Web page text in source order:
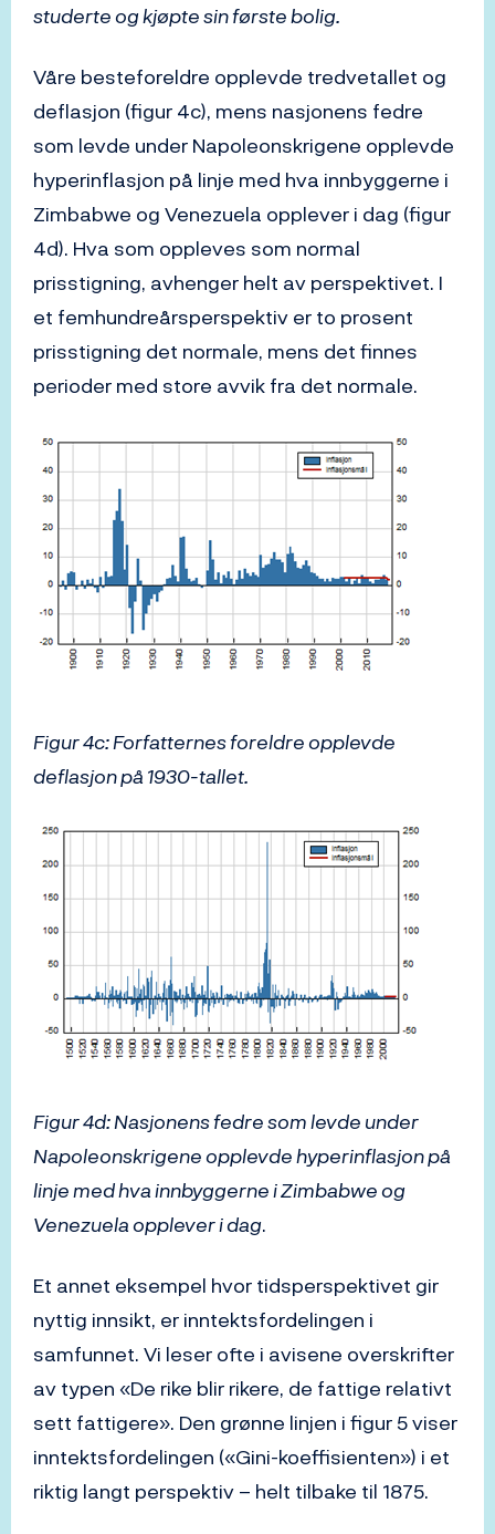
studerte og kjøpte sin første bolig.
Våre besteforeldre opplevde tredvetallet og
deflasjon (figur 4c), mens nasjonens fedre
som levde under Napoleonskrigene opplevde
hyperinflasjon på linje med hva innbyggerne i
Zimbabwe og Venezuela opplever i dag (figur
4d). Hva som oppleves som normal
prisstigning, avhenger helt av perspektivet. I
et femhundreårsperspektiv er to prosent
prisstigning det normale, mens det finnes
perioder med store avvik fra det normale.
Figur 4c: Forfatternes foreldre opplevde
deflasjon på 1930-tallet.
Figur 4d: Nasjonens fedre som levde under
Napoleonskrigene opplevde hyperinflasjon på
linje med hva innbyggerne i Zimbabwe og
Venezuela opplever i dag.
Et annet eksempel hvor tidsperspektivet gir
nyttig innsikt, er inntektsfordelingen i
samfunnet. Vi leser ofte i avisene overskrifter
av typen «De rike blir rikere, de fattige relativt
sett fattigere». Den grønne linjen i figur 5 viser
inntektsfordelingen («Gini-koeffisienten») i et
riktig langt perspektiv – helt tilbake til 1875.